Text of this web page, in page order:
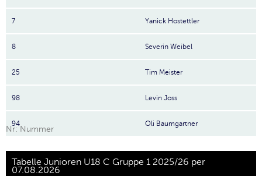
7 Yanick Hostettler
8 Severin Weibel
25 Tim Meister
98 Levin Joss
94 Oli Baumgartner
Nr: Nummer
Tabelle Junioren U18 C Gruppe 1 2025/26 per
07.08.2026